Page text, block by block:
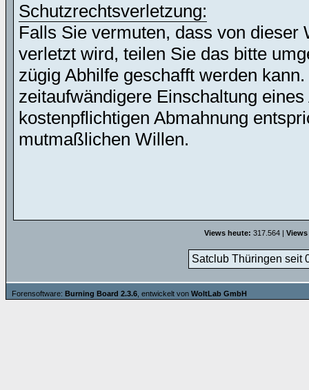
Schutzrechtsverletzung:
Falls Sie vermuten, dass von
verletzt wird, teilen Sie das bitte
zügig Abhilfe geschafft werden
zeitaufwändigere Einschaltung
kostenpflichtigen Abmahnung
mutmaßlichen Willen.
Views heute: 317.564 |
Satclub Thüringen seit
Forensoftware: Burning Board 2.3.6 , entwickelt von WoltLab GmbH